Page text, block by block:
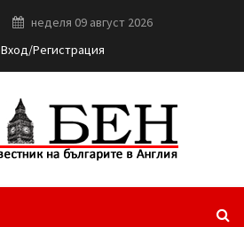
неделя 09 август 2026
Вход/Регистрация